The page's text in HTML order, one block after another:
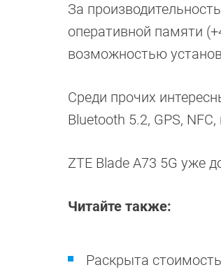
За
оперативной памяти
возможностью
Среди прочих
Bluetooth 5.2, GPS,
ZTE Blade A73 5G уже
Читайте также:
Раскрыта стоимость